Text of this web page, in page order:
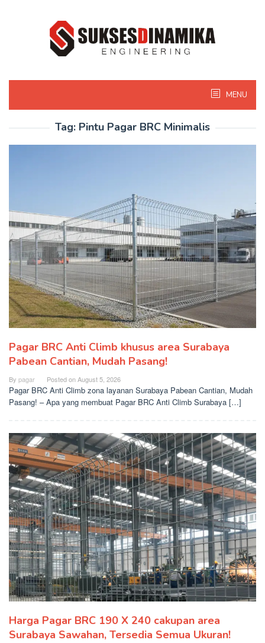
MENU
Tag: Pintu Pagar BRC Minimalis
Pagar BRC Anti Climb khusus area Surabaya
Pabean Cantian, Mudah Pasang!
By pagar Posted onAugust 5, 2026
Pagar BRC Anti Climb zona layanan Surabaya Pabean Cantian, Mudah
Pasang! – Apa yang membuat Pagar BRC Anti Climb Surabaya […]
Harga Pagar BRC 190 X 240 cakupan area
Surabaya Sawahan, Tersedia Semua Ukuran!